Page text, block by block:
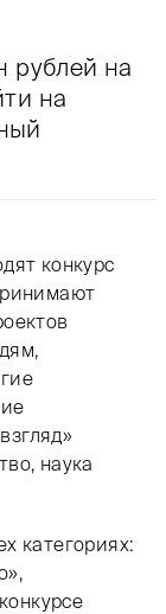
рублей на
на
конкурс
наука
категориях: